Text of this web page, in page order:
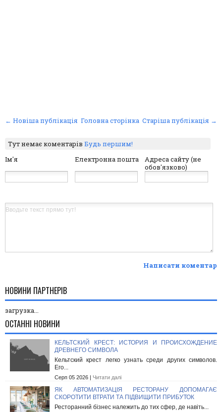
← Новіша публікація Старіша публікація →
Головна сторінка
Тут немає коментарівБудь першим!
Ім'я
Електронна пошта
Адреса сайту (не
обов'язково)
Написати коментар
НОВИНИ ПАРТНЕРІВ
загрузка...
ОСТАННІ НОВИНИ
КЕЛЬТСКИЙ КРЕСТ: ИСТОРИЯ И ПРОИСХОЖДЕНИЕ
ДРЕВНЕГО СИМВОЛА
Кельтский крест легко узнать среди других символов.
Его...
Серп 05 2026 | Читати далі
ЯК АВТОМАТИЗАЦІЯ РЕСТОРАНУ ДОПОМАГАЄ
СКОРОТИТИ ВТРАТИ ТА ПІДВИЩИТИ ПРИБУТОК
Ресторанний бізнес належить до тих сфер, де навіть...